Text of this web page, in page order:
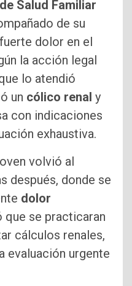
Salud Familiar
de su
dolor en el
la acción legal
lo atendió
un cólico renal y
con indicaciones
exhaustiva.
volvió al
después, donde se
dolor
se practicaran
cálculos renales,
evaluación urgente